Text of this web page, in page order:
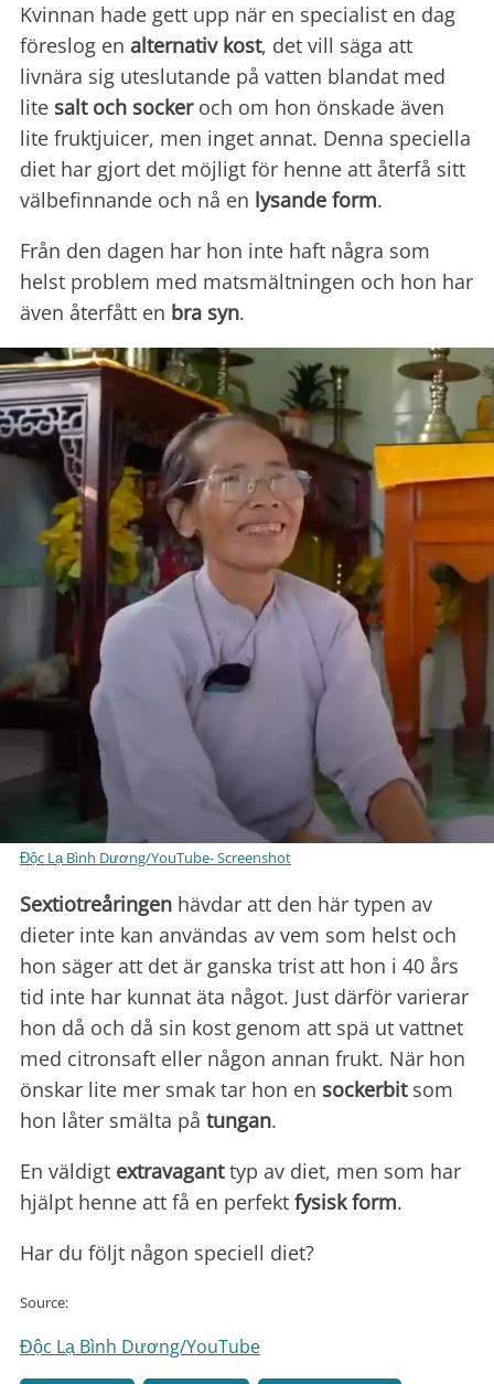
Kvinnan hade gett upp när en specialist en dag
föreslog en alternativ kost, det vill säga att
livnära sig uteslutande på vatten blandat med
lite salt och sockeroch om hon önskade även
lite fruktjuicer, men inget annat. Denna speciella
diet har gjort det möjligt för henne att återfå sitt
välbefinnande och nå en lysande form.
Från den dagen har hon inte haft några som
helst problem med matsmältningen och hon har
även återfått en bra syn.
Độc Lạ Bình Dương/YouTube- Screenshot
Sextiotreåringen hävdar att den här typen av
dieter inte kan användas av vem som helst och
hon säger att det är ganska trist att hon i 40 års
tid inte har kunnat äta något. Just därför varierar
hon då och då sin kost genom att spä ut vattnet
med citronsaft eller någon annan frukt. När hon
önskar lite mer smak tar hon en sockerbitsom
hon låter smälta på tungan.
En väldigt extravaganttyp av diet, men som har
hjälpt henne att få en perfekt fysisk form.
Har du följt någon speciell diet?
Source:
Độc Lạ Bình Dương/YouTube